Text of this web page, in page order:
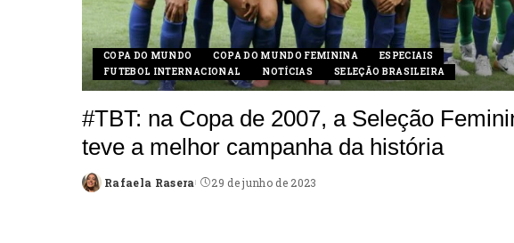
COPA DO MUNDO COPA DO MUNDO FEMININA
ESPECIAIS
FUTEBOL INTERNACIONAL
NOTÍCIAS SELEÇÃO BRASILEIRA
#TBT: na Copa de 2007, a Seleção
teve a melhor campanha da história
Posted
Rafaela Rasera 29 de junho de 2023